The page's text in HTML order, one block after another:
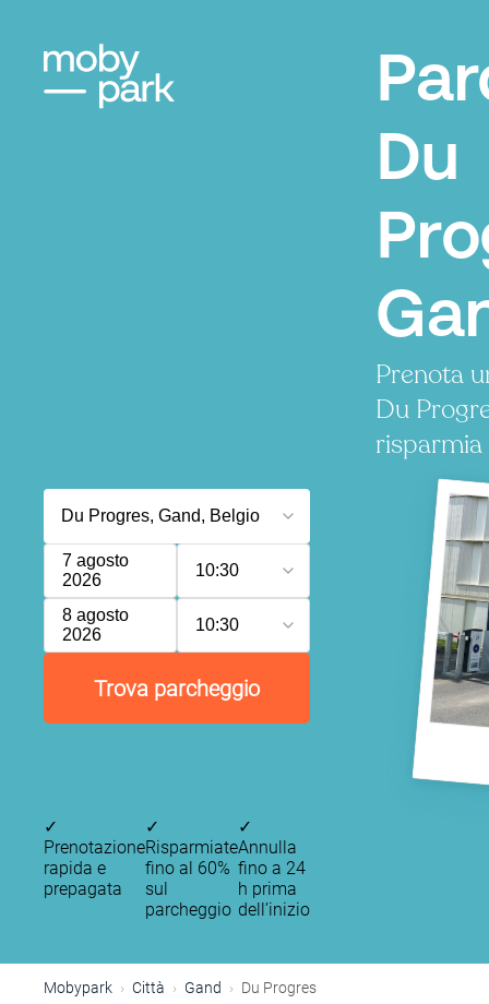
Du
Prenota
Du
risparmia
7 agosto
2026
10:30
8 agosto
2026
10:30
Trova parcheggio
✓
Prenotazione
rapida e
prepagata
✓
Risparmiate
fino al 60%
sul
parcheggio
✓
Annulla
fino a 24
h prima
dell’inizio
Mobypark Città Gand Du Progres